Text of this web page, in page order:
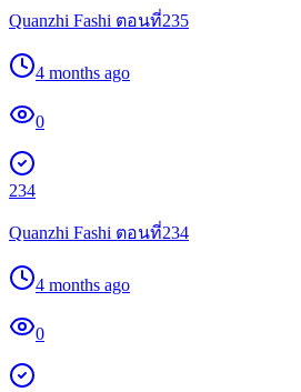
Quanzhi Fashi ตอนที่235
4 months ago
0
234
Quanzhi Fashi ตอนที่234
4 months ago
0